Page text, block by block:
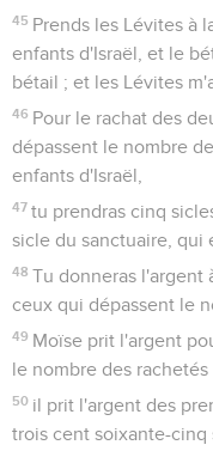
45 Prends les Lévites à
enfants d'Israël, et le
bétail ; et les Lévites
46 Pour le rachat des
dépassent le nombre
enfants d'Israël,
47 tu prendras cinq
sicle du sanctuaire, qui
48 Tu donneras l'argent
ceux qui dépassent le
49 Moïse prit l'argent
le nombre des rachetés
50 il prit l'argent des
trois cent soixante-cinq